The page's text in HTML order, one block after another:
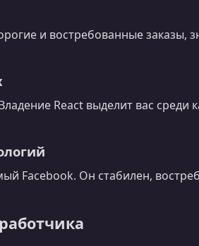
и востребованные заказы,
React выделит вас среди
Facebook. Он стабилен,